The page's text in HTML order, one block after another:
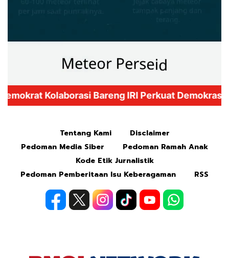
Tentang Kami
Disclaimer
Pedoman Media Siber
Pedoman Ramah Anak
Kode Etik Jurnalistik
Pedoman Pemberitaan Isu Keberagaman
RSS